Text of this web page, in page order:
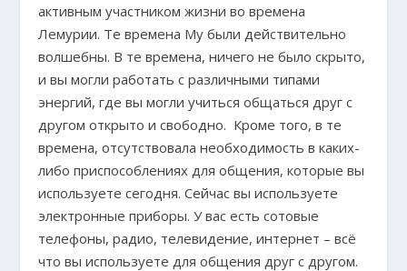
активным участником жизни во времена
Лемурии. Те времена Му были действительно
волшебны. В те времена, ничего не было скрыто,
и вы могли работать с различными типами
энергий, где вы могли учиться общаться друг с
другом открыто и свободно. Кроме того, в те
времена, отсутствовала необходимость в каких-
либо приспособлениях для общения, которые вы
используете сегодня. Сейчас вы используете
электронные приборы. У вас есть сотовые
телефоны, радио, телевидение, интернет – всё
что вы используете для общения друг с другом.